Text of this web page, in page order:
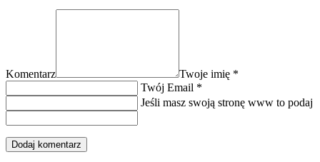
Komentarz Twoje imię *
Twój Email *
Jeśli masz swoją stronę www to podaj